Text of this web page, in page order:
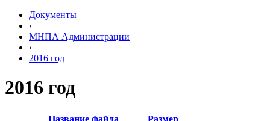
Документы
›
МНПА Администрации
›
2016 год
2016 год
Название файла Размер